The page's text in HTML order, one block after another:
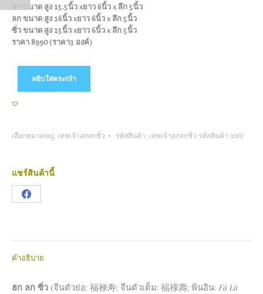
ฮก ขนาด สูง 15.5นิ้ว xยาว 6นิ้ว x ลึก 5นิ้ว
ลก ขนาด สูง 16นิ้ว xยาว 6นิ้ว x ลึก 5นิ้ว
ซิ่ว ขนาด สูง 15นิ้ว xยาว 6นิ้ว x ลึก 5นิ้ว
ราคา 8990 (ราคา3 องค์)
หยิบใส่ตระกร้า
เลือกหมวดหมู่: เทพเจ้าฮกลกซิ่ว รหัสสินค้า: เทพเจ้าฮกลกซิ่ว รหัสสินค้า 1007
แชร์สินค้านี้
Share
คำอธิบาย
ฮก ลก ซิ่ว (จีนตัวย่อ: 福禄寿; จีนตัวเต็ม: 福祿壽; พินอิน: Fú Lù